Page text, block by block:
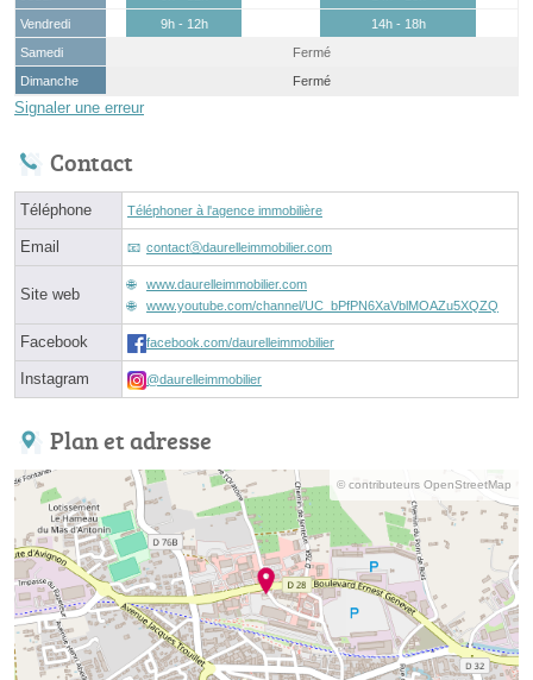
Vendredi
9h - 12h
14h - 18h
Samedi
Fermé
Dimanche
Fermé
Signaler une erreur
Contact
Téléphone Téléphoner à l'agence immobilière
Email contactⓐdaurelleimmobilier.com
Site web
www.daurelleimmobilier.com
www.youtube.com/channel/UC_bPfPN6XaVblMOAZu5XQZQ
Facebook facebook.com/daurelleimmobilier
Instagram @daurelleimmobilier
Plan et adresse
© contributeurs OpenStreetMap